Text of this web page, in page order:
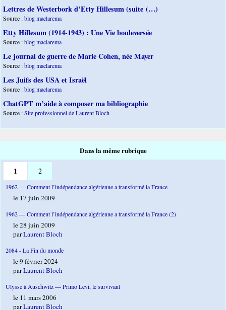
Lettres de Westerbork d’Etty Hillesum (suite (…)
Source :blog maclarema
Etty Hillesum (1914-1943) : Une Vie bouleversée
Source :blog maclarema
Le journal de guerre de Marie Cohen, née Mayer
Source :blog maclarema
Les Juifs des USA et Israël
Source :blog maclarema
ChatGPT m’aide à composer ma bibliographie
Source :Site professionnel de Laurent Bloch
Dans la même rubrique
1 2
1962 — Comment l’indépendance algérienne a transformé la France
le 17 juin 2009
1962 — Comment l’indépendance algérienne a transformé la France (2)
le 28 juin 2009
parLaurent Bloch
2084 - La Fin du monde
le 9 février 2024
parLaurent Bloch
Ulysse à Auschwitz — Primo Levi, le survivant
le 11 mars 2006
parLaurent Bloch